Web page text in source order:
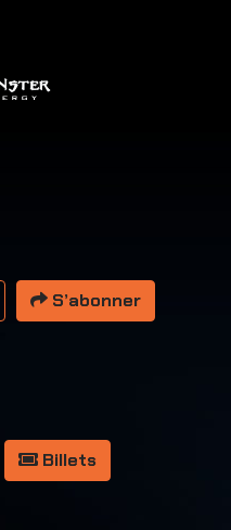
S’abonner
Billets